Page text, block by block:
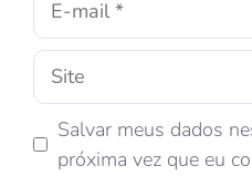
Salvar meus dados
próxima vez que eu